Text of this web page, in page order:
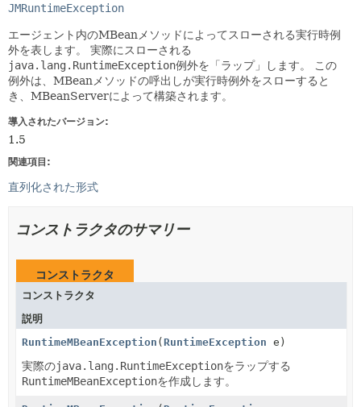
JMRuntimeException
エージェント内のMBeanメソッドによってスローされる実行時例
外を表します。
実際にスローされる
java.lang.RuntimeException例外を「ラップ」します。
この
例外は、MBeanメソッドの呼出しが実行時例外をスローすると
き、MBeanServerによって構築されます。
導入されたバージョン:
1.5
関連項目:
直列化された形式
コンストラクタのサマリー
コンストラクタ
コンストラクタ
説明
RuntimeMBeanException (RuntimeException e)
実際のjava.lang.RuntimeExceptionをラップする
RuntimeMBeanExceptionを作成します。